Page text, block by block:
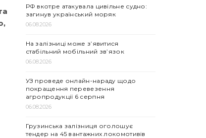
РФ вкотре атакувала цивільне судно:
загинув український моряк
06.08.2026
На залізниці може з’явитися
стабільний мобільний зв’язок
06.08.2026
УЗ проведе онлайн-нараду щодо
покращення перевезення
агропродукції 6 серпня
06.08.2026
Грузинська залізниця оголошує
тендер на 45 вантажних локомотивів